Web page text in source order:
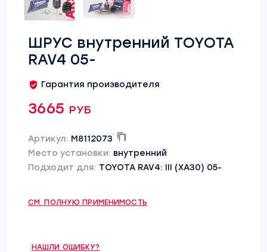
ШРУС внутренний TOYOTA
RAV4 05-
Гарантия производителя
3665 руб
Артикул: M8112073
Место установки: внутренний
Подходит для: TOYOTA RAV4: III (XA30) 05-
СМ. ПОЛНУЮ ПРИМЕНИМОСТЬ
НАШЛИ ОШИБКУ?